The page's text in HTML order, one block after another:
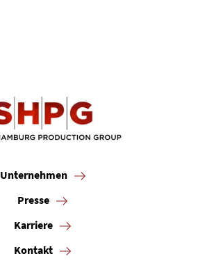
Unternehmen
Presse
Karriere
Kontakt